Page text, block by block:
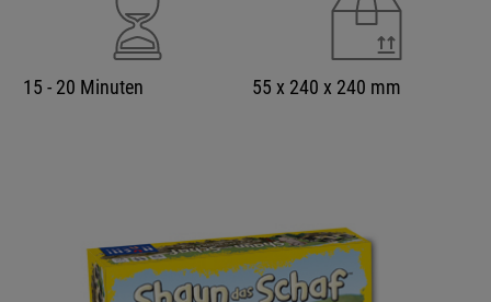
15 - 20 Minuten 55 x 240 x 240 mm